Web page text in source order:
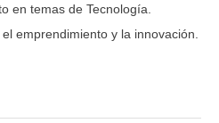
en temas de Tecnología.
emprendimiento y la innovación.